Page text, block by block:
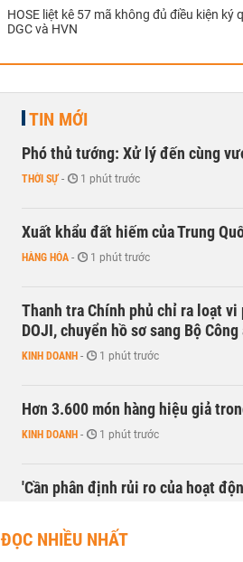
HOSE liệt kê 57 mã không đủ điều kiện ký
DGC và HVN
TIN MỚI
Phó thủ tướng: Xử lý đến cùng
THỜI SỰ - 1 phút trước
Xuất khẩu đất hiếm của Trung
HÀNG HÓA - 1 phút trước
Thanh tra Chính phủ chỉ ra loạt vi
DOJI, chuyển hồ sơ sang Bộ Công
KINH DOANH - 1 phút trước
Hơn 3.600 món hàng hiệu giả
KINH DOANH - 1 phút trước
'Cần phân định rủi ro của hoạt
ĐỌC NHIỀU NHẤT